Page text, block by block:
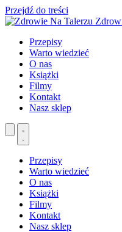
Przejdź do treści
Przepisy
Warto wiedzieć
O nas
Książki
Filmy
Kontakt
Nasz sklep
Przepisy
Warto wiedzieć
O nas
Książki
Filmy
Kontakt
Nasz sklep